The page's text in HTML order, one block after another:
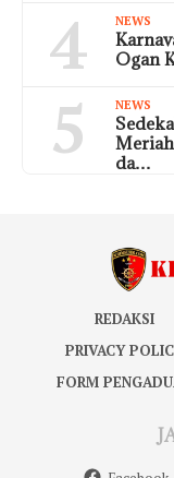
4 NEWS
Ogan
5 NEWS
da…
REDAKSI
PRIVACY
FORM